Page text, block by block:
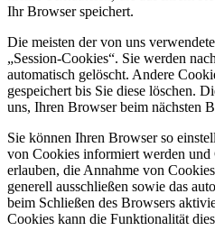
Ihr Browser speichert.
Die meisten der von uns
„Session-Cookies“. Sie werden
automatisch gelöscht. Andere
gespeichert bis Sie diese löschen.
uns, Ihren Browser beim nächsten
Sie können Ihren Browser so
von Cookies informiert werden
erlauben, die Annahme von
generell ausschließen sowie das
beim Schließen des Browsers
Cookies kann die Funktionalität